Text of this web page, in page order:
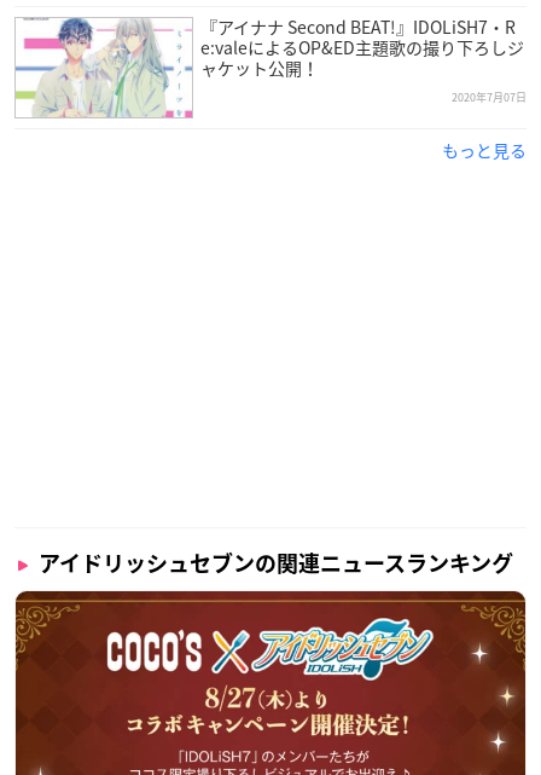
『アイナナ Second BEAT!』IDOLiSH7・R
e:valeによるOP&ED主題歌の撮り下ろしジ
ャケット公開！
2020年7月07日
もっと見る
アイドリッシュセブンの関連ニュースランキング